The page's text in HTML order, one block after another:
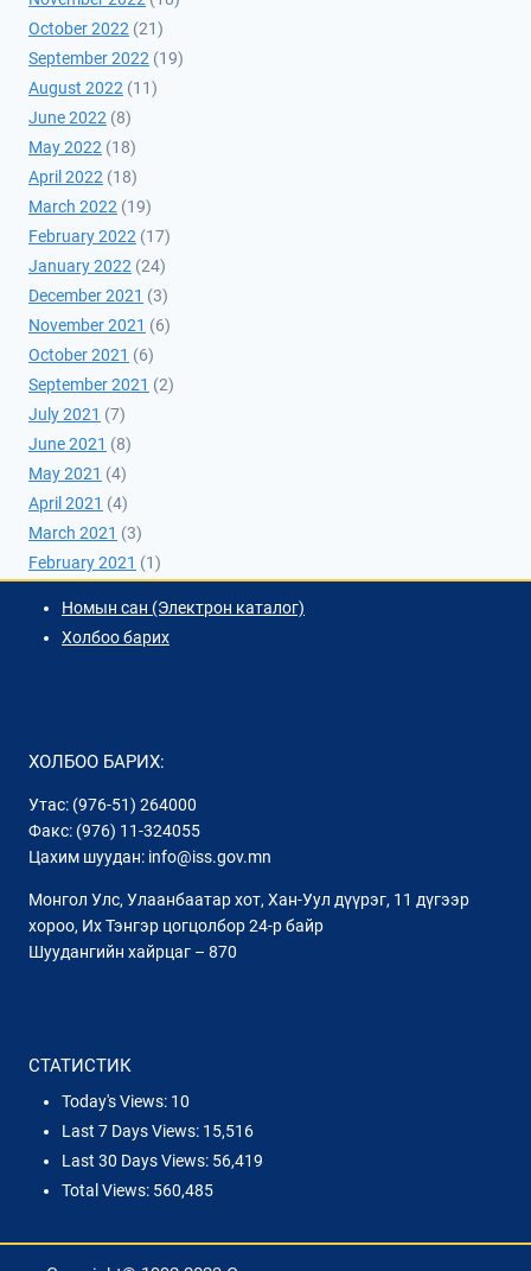
October 2022 (21)
September 2022 (19)
August 2022 (11)
June 2022 (8)
May 2022 (18)
April 2022 (18)
March 2022 (19)
February 2022 (17)
January 2022 (24)
December 2021 (3)
November 2021 (6)
October 2021 (6)
September 2021 (2)
July 2021 (7)
June 2021 (8)
May 2021 (4)
April 2021 (4)
March 2021 (3)
February 2021 (1)
Номын сан (Электрон каталог)
Холбоо барих
ХОЛБОО БАРИХ:
Утас: (976-51) 264000
Факс: (976) 11-324055
Цахим шуудан: info@iss.gov.mn
Монгол Улс, Улаанбаатар хот, Хан-Уул дүүрэг, 11 дүгээр
хороо, Их Тэнгэр цогцолбор 24-р байр
Шуудангийн хайрцаг – 870
СТАТИСТИК
Today's Views: 10
Last 7 Days Views: 15,516
Last 30 Days Views: 56,419
Total Views: 560,485